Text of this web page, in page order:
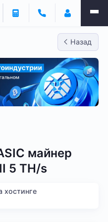
Назад
майнер
5 TH/s
хостинге